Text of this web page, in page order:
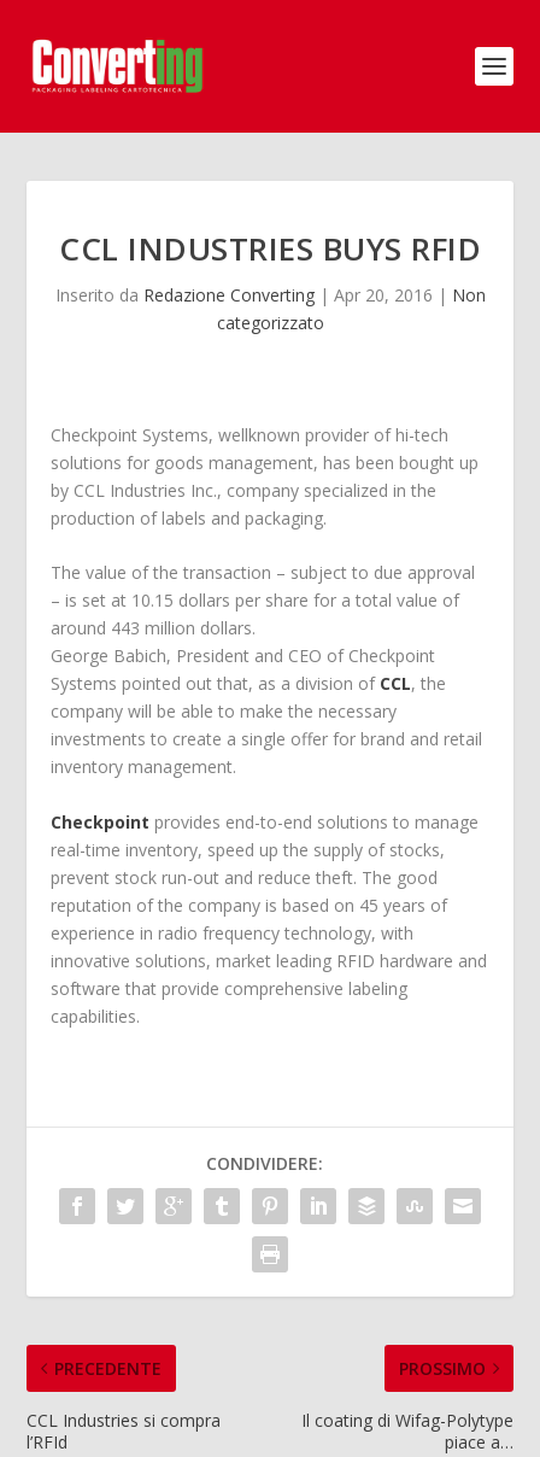
CCL INDUSTRIES BUYS RFID
Inserito da Redazione Converting| Apr 20, 2016 | Non
categorizzato
Checkpoint Systems, wellknown provider of hi-tech
solutions for goods management, has been bought up
by CCL Industries Inc., company specialized in the
production of labels and packaging.
The value of the transaction – subject to due approval
– is set at 10.15 dollars per share for a total value of
around 443 million dollars.
George Babich, President and CEO of Checkpoint
Systems pointed out that, as a division of CCL, the
company will be able to make the necessary
investments to create a single offer for brand and retail
inventory management.
Checkpoint provides end-to-end solutions to manage
real-time inventory, speed up the supply of stocks,
prevent stock run-out and reduce theft. The good
reputation of the company is based on 45 years of
experience in radio frequency technology, with
innovative solutions, market leading RFID hardware and
software that provide comprehensive labeling
capabilities.
CONDIVIDERE:
PRECEDENTE
CCL Industries si compra
l’RFId
PROSSIMO
Il coating di Wifag-Polytype
piace a…